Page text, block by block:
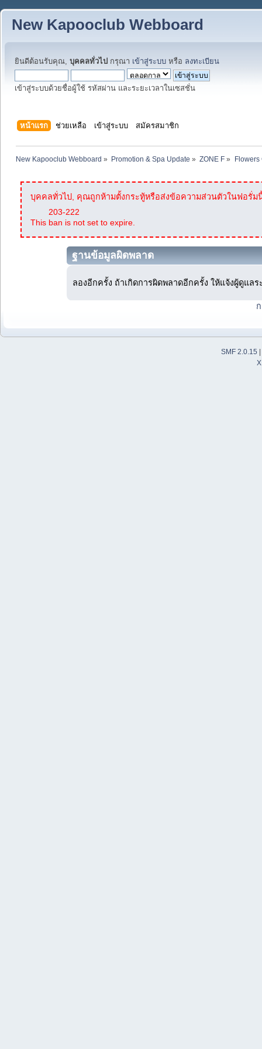
New Kapooclub Webboard
ยินดีต้อนรับคุณ, บุคคลทั่วไป กรุณา เข้าสู่ระบบ หรือ ลงทะเบียน
เข้าสู่ระบบด้วยชื่อผู้ใช้ รหัสผ่าน และระยะเวลาในเซสชั่น
หน้าแรก ช่วยเหลือ เข้าสู่ระบบ สมัครสมาชิก
New Kapooclub Webboard » Promotion & Spa Update » ZONE F »
บุคคลทั่วไป, คุณถูกห้ามตั้งกระทู้หรือส่งข้อความส่วนตัวในฟอรั่ม
203-222
This ban is not set to expire.
ฐานข้อมูลผิดพลาด
ลองอีกครั้ง ถ้าเกิดการผิดพลาดอีกครั้ง ให้แจ้งผู้ดูแลร
SMF 2.0.15